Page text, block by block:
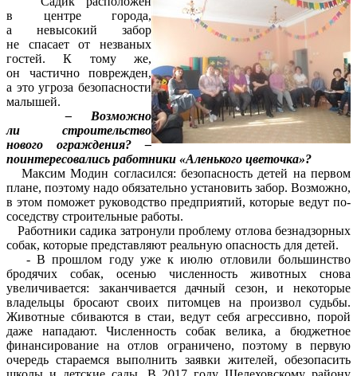
в центре города,
а невысокий забор
не спасает от незваных
гостей. К тому же,
он частично поврежден,
а это угроза безопасности
малышей.
– Возможно
ли строительство
нового ограждения? –
поинтересовались работники «Аленького цветочка»?
Максим Модин согласился: безопасность детей на первом
плане, поэтому надо обязательно установить забор. Возможно,
в этом поможет руководство предприятий, которые ведут по-
соседству строительные работы.
Работники садика затронули проблему отлова безнадзорных
собак, которые представляют реальную опасность для детей.
- В прошлом году уже к июлю отловили большинство
бродячих собак, осенью численность животных снова
увеличивается: заканчивается дачный сезон, и некоторые
владельцы бросают своих питомцев на произвол судьбы.
Животные сбиваются в стаи, ведут себя агрессивно, порой
даже нападают. Численность собак велика, а бюджетное
финансирование на отлов ограничено, поэтому в первую
очередь стараемся выполнить заявки жителей, обезопасить